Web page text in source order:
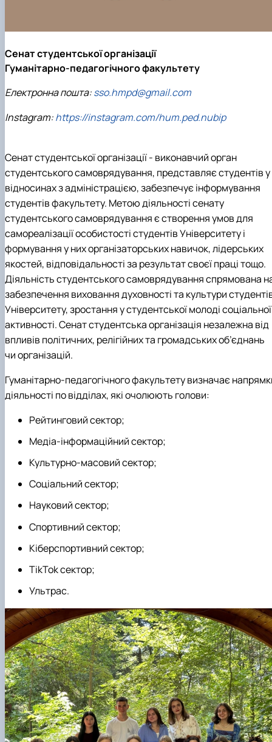
Кафедра філософії та міжнародної
Кафедра психології
Кафедра культурології
Сенат студентської організації
Гуманітарно-педагогічного факультету
Електронна пошта:sso.hmpd@gmail.com
Instagram:https://instagram.com/hum.ped.nubip
Сенат студентської організації - виконавчий орган
студентського самоврядування, представляє студентів у
відносинах з адміністрацією, забезпечує інформування
студентів факультету. Метою діяльності сенату
студентського самоврядування є створення умов для
самореалізації особистості студентів Університету і
формування у них організаторських навичок, лідерських
якостей, відповідальності за результат своєї праці тощо.
Діяльність студентського самоврядування спрямована
забезпечення виховання духовності та культури
Університету, зростання у студентської молоді соціальної
активності. Сенат студентська організація незалежна від
впливів політичних, релігійних та громадських об’єднань
чи організацій.
Гуманітарно-педагогічного факультету визначає
діяльності по відділах, які очолюють голови:
Рейтинговий сектор;
Медіа-інформаційний сектор;
Культурно-масовий сектор;
Соціальний сектор;
Науковий сектор;
Спортивний сектор;
Кіберспортивний сектор;
TikTok сектор;
Ультрас.